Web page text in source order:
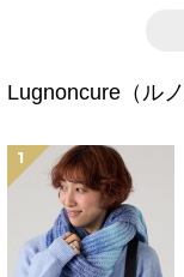
Lugnoncure（ル
1